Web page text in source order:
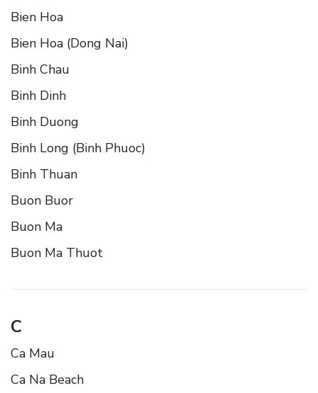
Bien Hoa
Bien Hoa (Dong Nai)
Binh Chau
Binh Dinh
Binh Duong
Binh Long (Binh Phuoc)
Binh Thuan
Buon Buor
Buon Ma
Buon Ma Thuot
C
Ca Mau
Ca Na Beach